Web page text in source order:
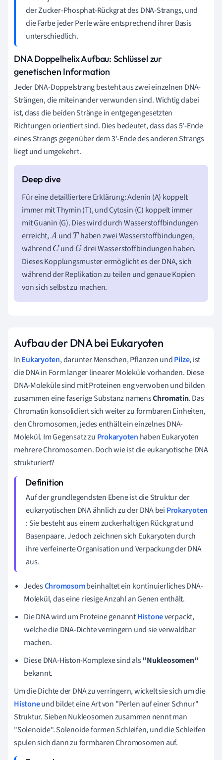
der Zucker-Phosphat-Rückgrat des DNA-Strangs, und
die Farbe jeder Perle wäre entsprechend ihrer Basis
unterschiedlich.
DNA Doppelhelix Aufbau: Schlüssel zur
genetischen Information
Jeder DNA-Doppelstrang besteht aus zwei einzelnen DNA-
Strängen, die miteinander verwunden sind. Wichtig dabei
ist, dass die beiden Stränge in entgegengesetzten
Richtungen orientiert sind. Dies bedeutet, dass das 5'-Ende
eines Strangs gegenüber dem 3'-Ende des anderen Strangs
liegt und umgekehrt.
Für eine detailliertere Erklärung: Adenin (A) koppelt
immer mit Thymin (T), und Cytosin (C) koppelt immer
mit Guanin (G). Dies wird durch Wasserstoffbindungen
erreicht,A undT haben zwei Wasserstoffbindungen,
währendC undG drei Wasserstoffbindungen haben.
Dieses Kopplungsmuster ermöglicht es der DNA, sich
während der Replikation zu teilen und genaue Kopien
von sich selbst zu machen.
Aufbau der DNA bei Eukaryoten
InEukaryoten, darunter Menschen, Pflanzen undPilze, ist
die DNA in Form langer linearer Moleküle vorhanden. Diese
DNA-Moleküle sind mit Proteinen eng verwoben und bilden
zusammen eine faserige Substanz namensChromatin. Das
Chromatin konsolidiert sich weiter zu formbaren Einheiten,
den Chromosomen, jedes enthält ein einzelnes DNA-
Molekül. Im Gegensatz zu Prokaryoten haben Eukaryoten
mehrere Chromosomen. Doch wie ist die eukaryotische DNA
strukturiert?
Auf der grundlegendsten Ebene ist die Struktur der
eukaryotischen DNA ähnlich zu der DNA bei Prokaryoten
: Sie besteht aus einem zuckerhaltigen Rückgrat und
Basenpaare. Jedoch zeichnen sich Eukaryoten durch
ihre verfeinerte Organisation und Verpackung der DNA
aus.
JedesChromosombeinhaltet ein kontinuierliches DNA-
Molekül, das eine riesige Anzahl an Genen enthält.
Die DNA wird um Proteine genanntHistoneverpackt,
welche die DNA-Dichte verringern und sie verwaldbar
machen.
Diese DNA-Histon-Komplexe sind als"Nukleosomen"
bekannt.
Um die Dichte der DNA zu verringern, wickelt sie sich um die
Histoneund bildet eine Art von "Perlen auf einer Schnur"
Struktur. Sieben Nukleosomen zusammen nennt man
"Solenoide". Solenoide formen Schleifen, und die Schleifen
spulen sich dann zu formbaren Chromosomen auf.